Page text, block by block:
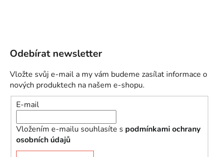
Odebírat newsletter
Vložte svůj e-mail a my vám budeme zasílat informace o
nových produktech na našem e-shopu.
E-mail
Vložením e-mailu souhlasíte s podmínkami ochrany
osobních údajů